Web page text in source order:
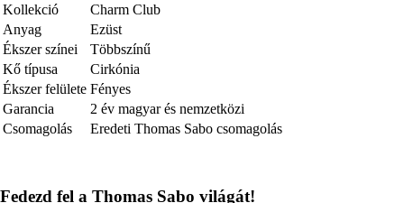
Kollekció
Charm Club
Anyag
Ezüst
Ékszer színei
Többszínű
Kő típusa
Cirkónia
Ékszer felülete Fényes
Garancia
2 év magyar és nemzetközi
Csomagolás
Eredeti Thomas Sabo csomagolás
Fedezd fel a Thomas Sabo világát!